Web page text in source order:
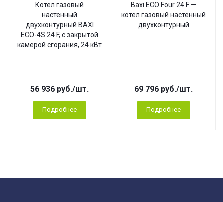
Котел газовый
настенный
двухконтурный BAXI
ECO-4S 24 F, с закрытой
камерой сгорания, 24 кВт
56 936 руб./шт.
Подробнее
Baxi ECO Four 24 F —
котел газовый настенный
двухконтурный
69 796 руб./шт.
Подробнее